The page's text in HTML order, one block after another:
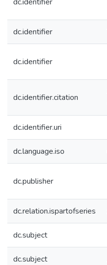
dc.identifier
dc.identifier
dc.identifier.citation
dc.identifier.uri
dc.language.iso
dc.publisher
dc.relation.ispartofseries
dc.subject
dc.subject